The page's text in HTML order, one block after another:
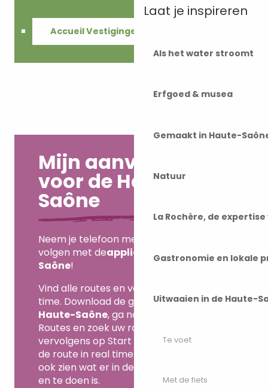
Laat je inspireren
Als het water stroomt
Erfgoed & musea
Gemaakt in Haute-
Natuur
La Rochère, de
Gastronomie en lokale
Uitwaaien in de Haute-
Te voet
Met de fiets
Accueil Vestigingen
Mijn aanvraag
voor de Haute-
Saône
Neem je telefoon mee om je route live te
volgen met deapplicatie My Haute-
Saône!
Vind alle routes en volg uw route in real
time. Download de gratis appMijn
Haute-Saône, ga naar Bezoeken >
Routes en zoek uw route in de lijst. Klik
vervolgens op Start om je voortgang op
de route in real time te volgen. Je kunt
ook zien wat er in de omgeving te zien
en te doen is.